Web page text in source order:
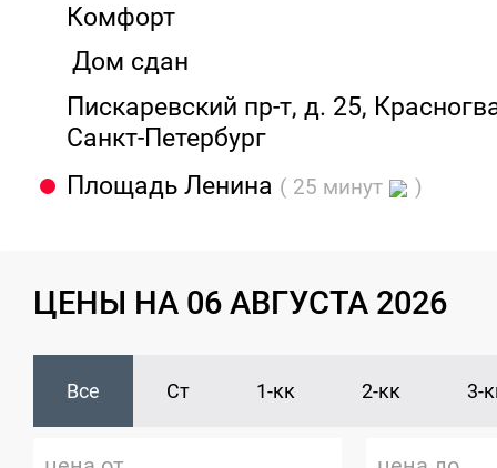
Комфорт
Дом сдан
Пискаревский пр-т, д. 25,
Санкт-Петербург
Площадь Ленина ( 25 минут )
ЦЕНЫ НА 06 АВГУСТА 2026
Все Ст 1-кк 2-кк 3-